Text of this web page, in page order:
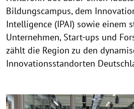
Bildungscampus, dem
Intelligence (IPAI) sowie einem
Unternehmen, Start-ups und
zählt die Region zu den
Innovationsstandorten